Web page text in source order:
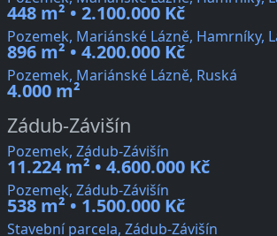
448 m² • 2.100.000 Kč
Pozemek, Mariánské Lázně, Hamrníky,
896 m² • 4.200.000 Kč
Pozemek, Mariánské Lázně, Ruská
4.000 m²
Zádub-Závišín
Pozemek, Zádub-Závišín
11.224 m² • 4.600.000 Kč
Pozemek, Zádub-Závišín
538 m² • 1.500.000 Kč
Stavební parcela, Zádub-Závišín